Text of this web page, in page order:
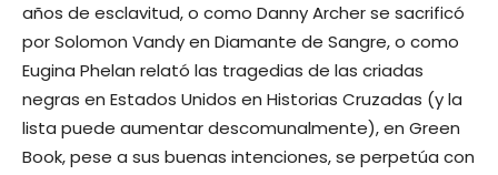
años de esclavitud, o como Danny Archer se sacrificó
por Solomon Vandy en Diamante de Sangre, o como
Eugina Phelan relató las tragedias de las criadas
negras en Estados Unidos en Historias Cruzadas (y la
lista puede aumentar descomunalmente), en Green
Book, pese a sus buenas intenciones, se perpetúa con